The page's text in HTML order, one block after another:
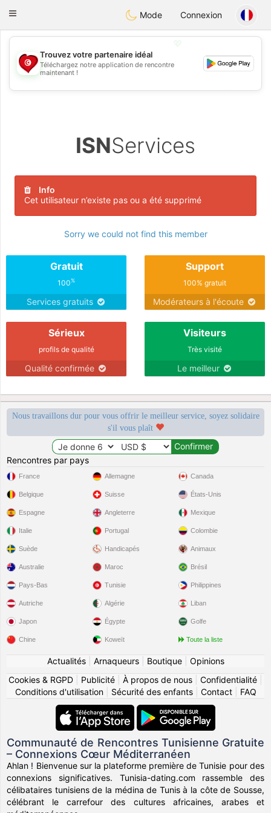
Tunisia Dating
Toggle
Mode Connexion
💖
💕
Trouvez votre partenaire idéal
Téléchargez notre application de rencontre
maintenant !
ISNServices
Info
Cet utilisateur n’existe pas ou a été supprimé
Sorry we could not find this member
Gratuit
100%
Services gratuits
Support
100% gratuit
Modérateurs à l'écoute
Sérieux
profils de qualité
Qualité confirmée
Visiteurs
Très visité
Le meilleur
Nous travaillons dur pour vous offrir le meilleur service, soyez solidaire
s'il vous plaît
Rencontres par pays
France
Belgique
Espagne
Italie
Suède
Allemagne
Suisse
Angleterre
Portugal
Handicapés
Canada
États-Unis
Mexique
Colombie
Animaux
Australie
Pays-Bas
Autriche
Japon
Chine
Maroc
Tunisie
Algérie
Égypte
Koweït
Brésil
Philippines
Liban
Golfe
Toute la liste
Actualités| Arnaqueurs| Boutique| Opinions
Cookies & RGPD
Publicité À propos de nous Confidentialité
Conditions d'utilisation| Sécurité des enfants| Contact| FAQ
Communauté de Rencontres Tunisienne Gratuite
– Connexions Cœur Méditerranéen
Ahlan ! Bienvenue sur la plateforme première de Tunisie pour des
connexions significatives. Tunisia-dating.com rassemble des
célibataires tunisiens de la médina de Tunis à la côte de Sousse,
célébrant le carrefour des cultures africaines, arabes et